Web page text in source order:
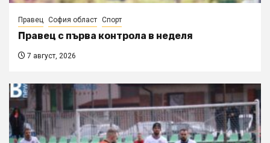
Правец София област Спорт
Правец с първа контрола в неделя
7 август, 2026